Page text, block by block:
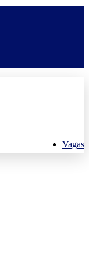
Vagas